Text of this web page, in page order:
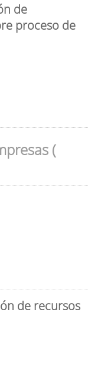
de
proceso de
(
de recursos